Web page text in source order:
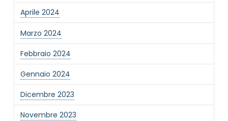
Aprile 2024
Marzo 2024
Febbraio 2024
Gennaio 2024
Dicembre 2023
Novembre 2023